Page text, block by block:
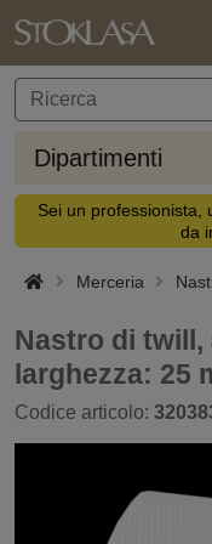
Dipartimenti
Sei un professionista,
da
Merceria
Nastro di twill,
larghezza: 25
Codice articolo: